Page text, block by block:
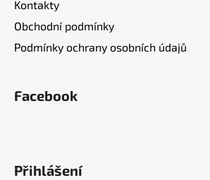
Kontakty
Obchodní podmínky
Podmínky ochrany osobních údajů
Facebook
Přihlášení